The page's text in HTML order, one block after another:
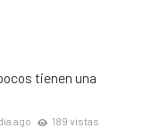
tienen una
ago 189 vistas